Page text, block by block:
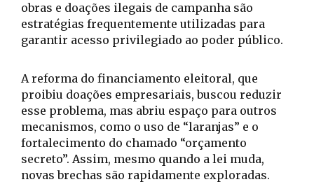
obras e doações ilegais de campanha são
estratégias frequentemente utilizadas para
garantir acesso privilegiado ao poder público.
A reforma do financiamento eleitoral, que
proibiu doações empresariais, buscou reduzir
esse problema, mas abriu espaço para outros
mecanismos, como o uso de “laranjas” e o
fortalecimento do chamado “orçamento
secreto”. Assim, mesmo quando a lei muda,
novas brechas são rapidamente exploradas.